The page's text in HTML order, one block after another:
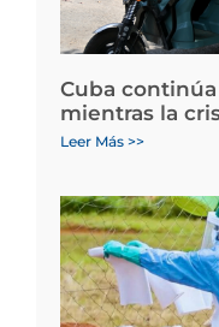
Cuba
mientras la
Leer Más >>